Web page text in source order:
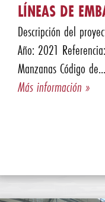
LÍNEAS DE
Descripción del
Año: 2021
Manzanas Código de...
Más información »